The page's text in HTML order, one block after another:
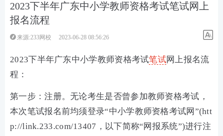
2023下半年广东中小学教师资格考试笔试网上
报名流程
来源:233网校 2023-06-28 08:56:26
2023下半年广东中小学教师资格考试笔试网上报名流
程：
第一步：注册。无论考生是否曾参加教师资格考试，
本次笔试报名前均须登录“中小学教师资格考试网”(htt
p://link.233.com/13407，以下简称“网报系统”)进行注